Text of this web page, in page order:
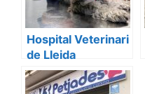
Hospital Veterinari
de Lleida